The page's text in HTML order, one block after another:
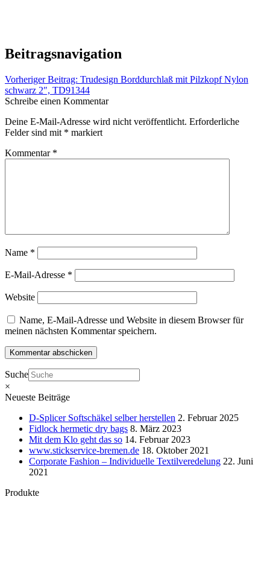
Beitragsnavigation
Vorheriger Beitrag: Trudesign Borddurchlaß mit Pilzkopf Nylon
schwarz 2″, TD91344
Schreibe einen Kommentar
Deine E-Mail-Adresse wird nicht veröffentlicht. Erforderliche
Felder sind mit * markiert
Kommentar *
Name *
E-Mail-Adresse *
Website
Name, E-Mail-Adresse und Website in diesem Browser für
meinen nächsten Kommentar speichern.
Suche
×
Neueste Beiträge
D-Splicer Softschäkel selber herstellen 2. Februar 2025
Fidlock hermetic dry bags 8. März 2023
Mit dem Klo geht das so 14. Februar 2023
www.stickservice-bremen.de 18. Oktober 2021
Corporate Fashion – Individuelle Textilveredelung 22. Juni
2021
Produkte